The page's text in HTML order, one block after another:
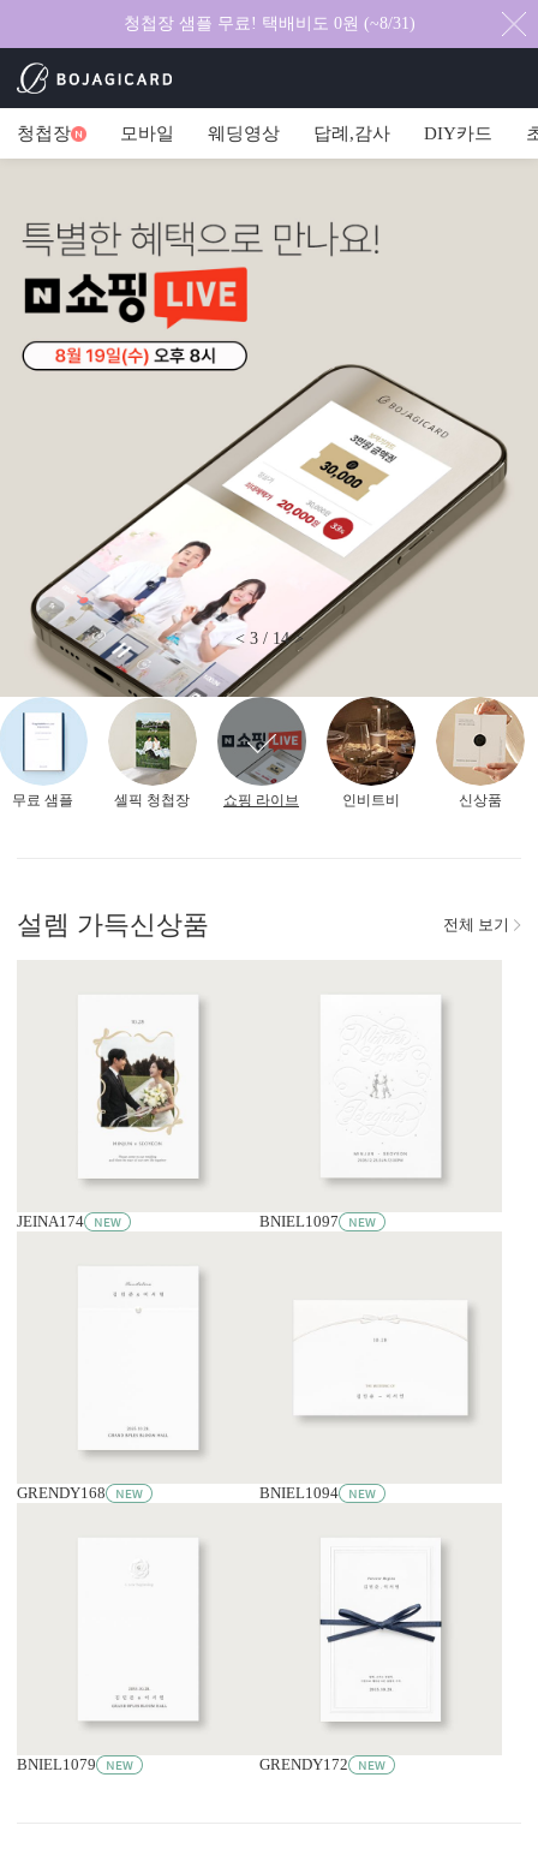
청첩장 샘플 무료! 택배비도 0원 (~8/31)
청첩장 모바일 웨딩영상 답례,감사 DIY카드
< 3/ 14 >
무료 샘플 셀픽 청첩장 쇼핑 라이브 인비트비 신상품
설렘 가득신상품 전체 보기
JEINA174 BNIEL1097
GRENDY168 BNIEL1094
BNIEL1079 GRENDY172